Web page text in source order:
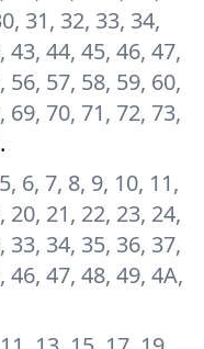
31, 32, 33, 34,
43, 44, 45, 46, 47,
56, 57, 58, 59, 60,
69, 70, 71, 72, 73,
.
6, 7, 8, 9, 10, 11,
20, 21, 22, 23, 24,
33, 34, 35, 36, 37,
46, 47, 48, 49, 4А,